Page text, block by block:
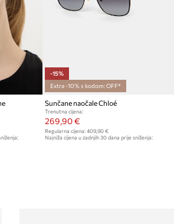
-15%
Extra -10% s kodom: OFF*
Sunčane naočale Chloé
Trenutna cijena:
269,90 €
Regularna cijena: 409,90 €
Najniža cijena u zadnjih 30 dana prije sniženja: